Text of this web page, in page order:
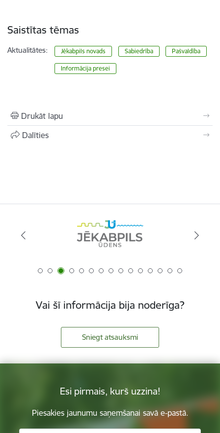
Saistītas tēmas
Aktualitātes: Jēkabpils novads Sabiedrība Pašvaldība
Informācija presei
Drukāt lapu
Dalīties
Vai šī informācija bija noderīga?
Sniegt atsauksmi
Esi pirmais, kurš uzzina!
Piesakies jaunumu saņemšanai savā e-pastā.